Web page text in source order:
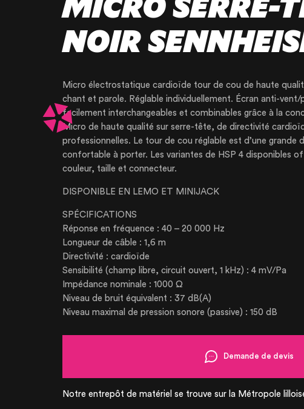
NOTRE ENTREPRISE
NOS EXPERTISES
NOS RÉALISATIONS
NOS PRODUITS À
NOS PRODUITS À
CERTIFIÉE ISO 20121
NOIR
Micro électrostatique cardioïde tour de cou de haute
chant et parole. Réglable individuellement. Écran anti-
facilement interchangeables et combinables grâce à la
Micro de haute qualité sur serre-tête, de directivité
professionnelles. Le tour de cou réglable est d’une grande
confortable à porter. Les variantes de HSP 4 disponibles
couleur, taille et connecteur.
DISPONIBLE EN LEMO ET MINIJACK
SPÉCIFICATIONS
Réponse en fréquence : 40 – 20 000 Hz
Longueur de câble : 1,6 m
Directivité : cardioïde
Sensibilité (champ libre, circuit ouvert, 1 kHz) : 4 mV/Pa
Impédance nominale : 1000 Ω
Niveau de bruit équivalent : 37 dB(A)
Niveau maximal de pression sonore (passive) : 150 dB
Demande de devis
Notre entrepôt de matériel se trouve sur la Métropole